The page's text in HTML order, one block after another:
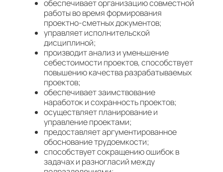
обеспечивает организацию совместной
работы во время формирования
проектно-сметных документов;
управляет исполнительской
дисциплиной;
производит анализ и уменьшение
себестоимости проектов, способствует
повышению качества разрабатываемых
проектов;
обеспечивает заимствование
наработок и сохранность проектов;
осуществляет планирование и
управление проектами;
предоставляет аргументированное
обоснование трудоемкости;
способствует сокращению ошибок в
задачах и разногласий между